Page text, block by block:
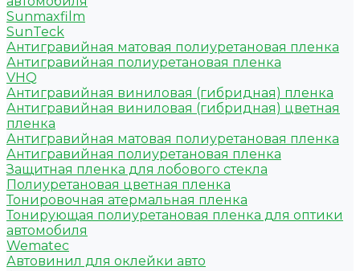
Sunmaxfilm
SunTeck
Антигравийная матовая полиуретановая пленка
Антигравийная полиуретановая пленка
VHQ
Антигравийная виниловая (гибридная) пленка
Антигравийная виниловая (гибридная) цветная
пленка
Антигравийная матовая полиуретановая пленка
Антигравийная полиуретановая пленка
Защитная пленка для лобового стекла
Полиуретановая цветная пленка
Тонировочная атермальная пленка
Тонирующая полиуретановая пленка для оптики
автомобиля
Wematec
Автовинил для оклейки авто